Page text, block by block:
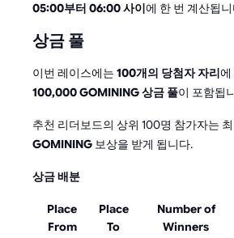
05:00부터 06:00 사이에 한 번 계산됩
상금 풀
이번 레이스에는 100개의 당첨자 자리에
100,000 GOMINING 상금 풀이 포함됩
추천 리더보드의 상위 100명 참가자는
GOMINING 보상을 받게 됩니다.
상금 배분
Place
From
Place
To
Number of
Winners